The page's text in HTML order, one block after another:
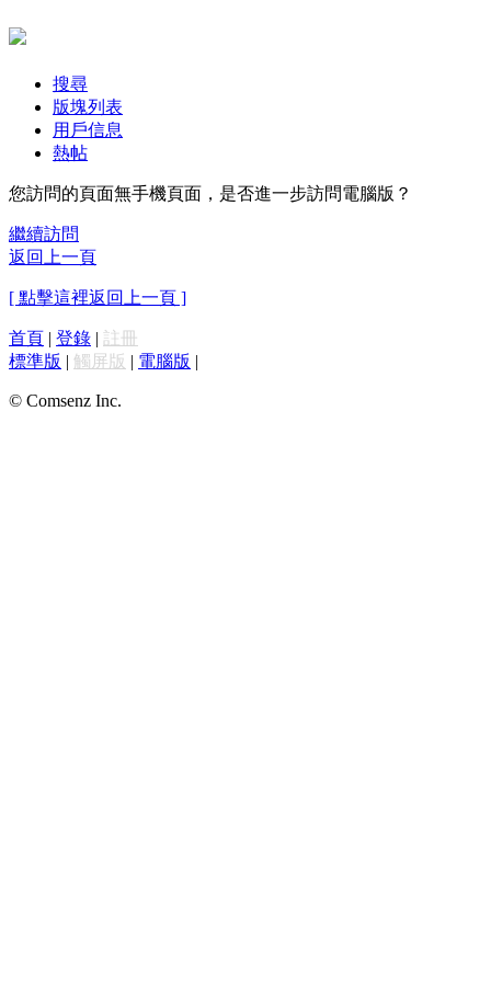
搜尋
版塊列表
用戶信息
熱帖
您訪問的頁面無手機頁面，是否進一步訪問電腦版？
繼續訪問
返回上一頁
[ 點擊這裡返回上一頁 ]
首頁 | 登錄 | 註冊
標準版 | 觸屏版 | 電腦版 |
© Comsenz Inc.